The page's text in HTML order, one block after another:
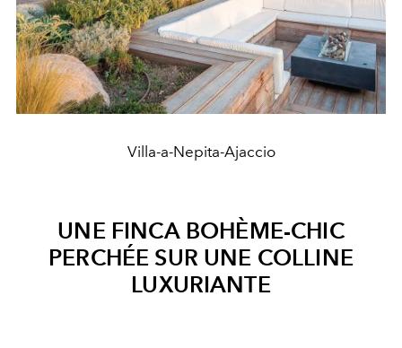
Villa-a-Nepita-Ajaccio
UNE FINCA BOHÈME-CHIC
PERCHÉE SUR UNE COLLINE
LUXURIANTE